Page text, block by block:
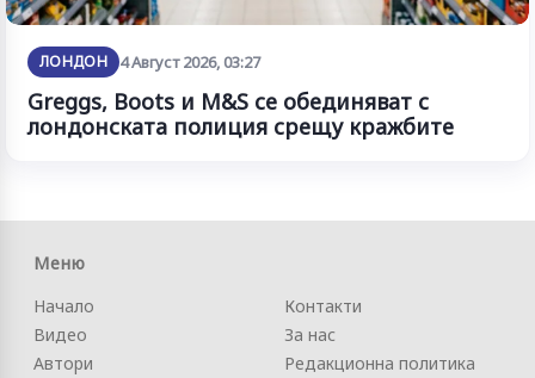
ЛОНДОН 4 Август 2026, 03:27
Greggs, Boots и M&S се обединяват с
лондонската полиция срещу кражбите
Меню
Начало
Видео
Автори
Контакти
За нас
Редакционна политика